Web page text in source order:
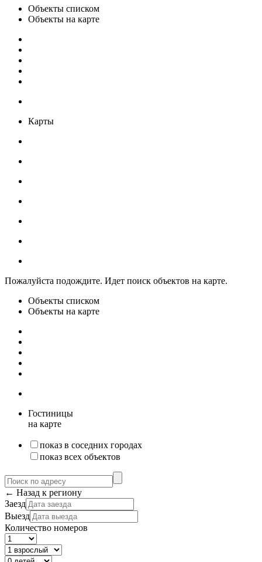
Объекты списком
Объекты на карте
Карты
Пожалуйста подождите. Идет поиск объектов на карте.
Объекты списком
Объекты на карте
Гостиницы
на карте
показ в соседних городах
показ всех объектов
← Назад к региону
Заезд
Выезд
Количество номеров